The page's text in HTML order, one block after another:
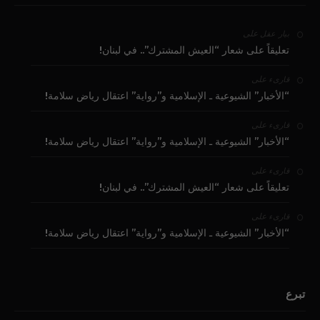
بيار عقل على
تعليقاً على شعار “العيش المشترك”.. في لبنان!
قارىء على
“الأخبار” الشيوعية ـ الإسلامية و”رواية” اعتقال رياض سلامة!
قارىء على
“الأخبار” الشيوعية ـ الإسلامية و”رواية” اعتقال رياض سلامة!
قارىء على
تعليقاً على شعار “العيش المشترك”.. في لبنان!
قارىء على
“الأخبار” الشيوعية ـ الإسلامية و”رواية” اعتقال رياض سلامة!
تبرع